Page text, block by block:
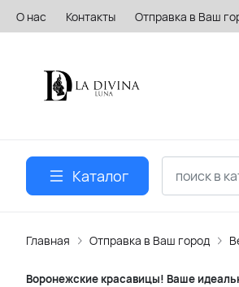
О нас Контакты Отправка в Ваш
Каталог
Главная Отправка в Ваш город
Воронежские красавицы! Ваше